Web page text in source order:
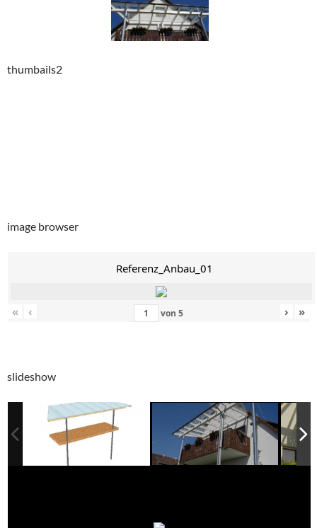
thumbails2
image browser
Referenz_Anbau_01
« ‹ von 5 › »
slideshow